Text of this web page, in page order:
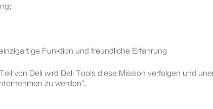
Funktion und freundliche Erfahrung
von Deli wird Deli Tools diese Mission verfolgen und
zu werden".